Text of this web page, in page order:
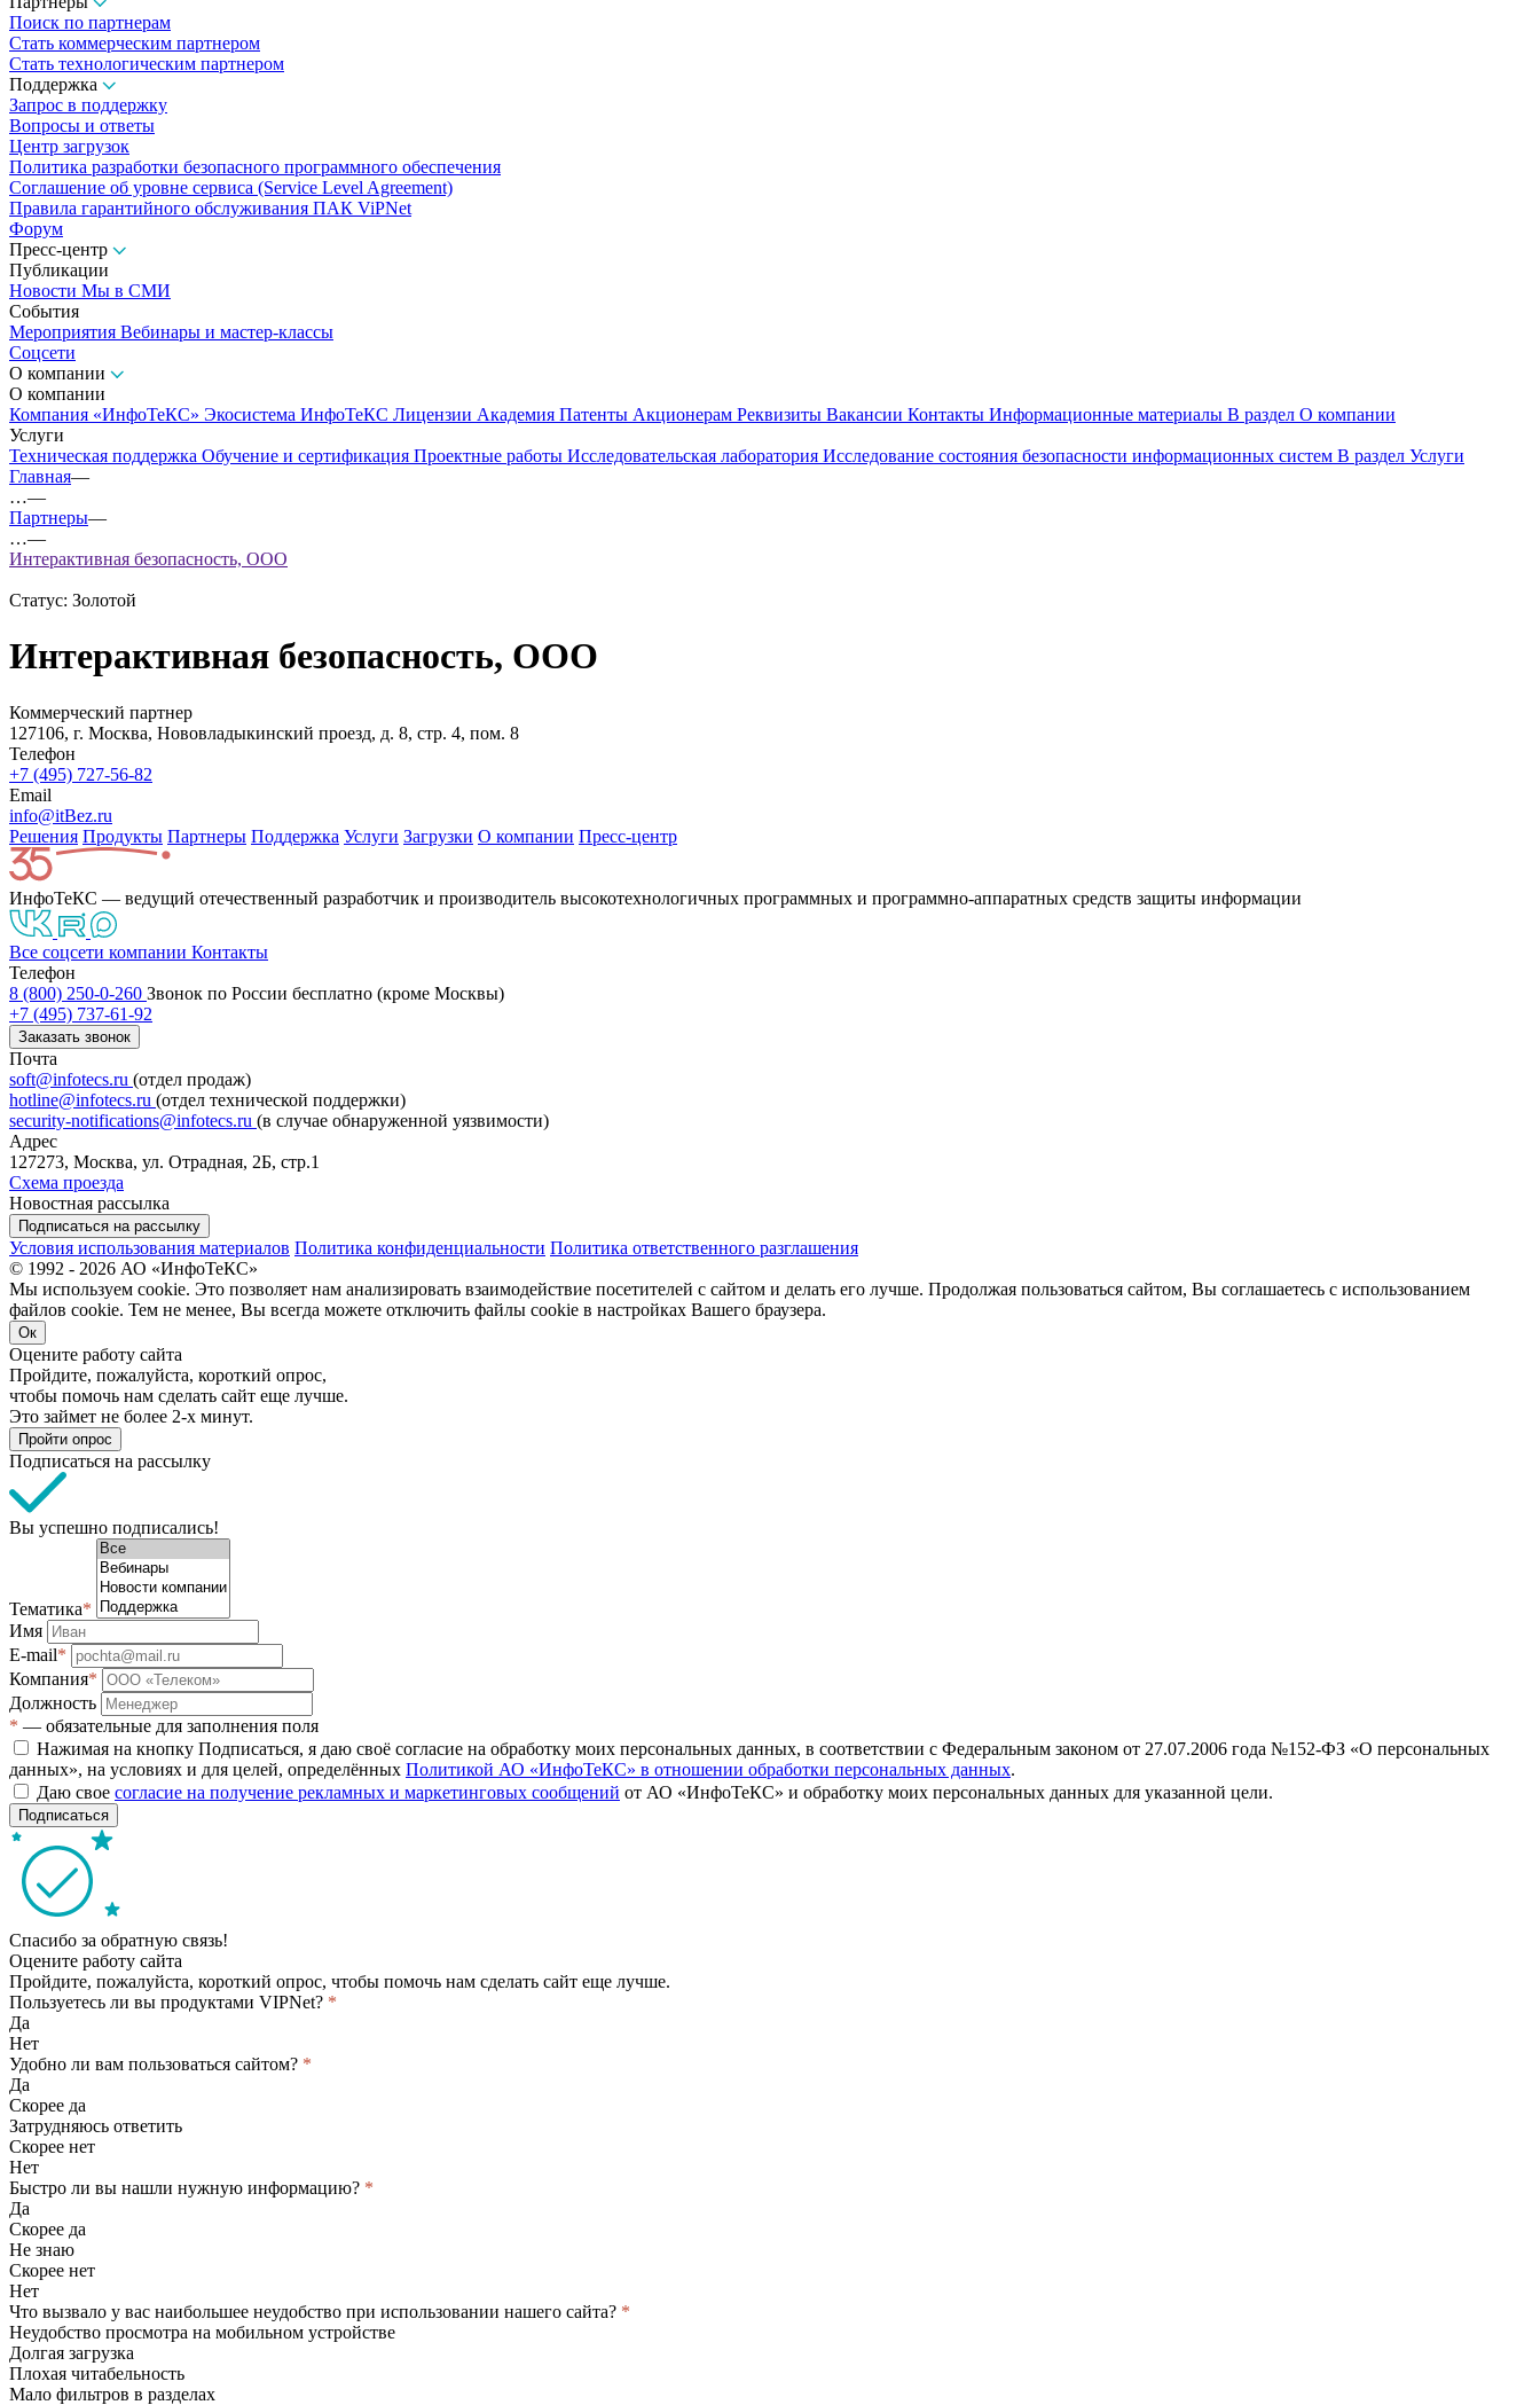
Поиск по партнерам
Стать коммерческим партнером
Стать технологическим партнером
Поддержка
Запрос в поддержку
Вопросы и ответы
Центр загрузок
Политика разработки безопасного программного обеспечения
Соглашение об уровне сервиса (Service Level Agreement)
Правила гарантийного обслуживания ПАК ViPNet
Форум
Пресс-центр
Публикации
Новости Мы в СМИ
События
Мероприятия Вебинары и мастер-классы
Соцсети
О компании
О компании
Компания «ИнфоТеКС» Экосистема ИнфоТеКС Лицензии Академия Патенты Акционерам Реквизиты Вакансии Контакты Информационные материалы В раздел О компании
Услуги
Техническая поддержка Обучение и сертификация Проектные работы Исследовательская лаборатория Исследование состояния безопасности информационных систем В раздел Услуги
Главная—
…—
Партнеры—
…—
Интерактивная безопасность, ООО
Статус: Золотой
Интерактивная безопасность, ООО
Коммерческий партнер
127106, г. Москва, Нововладыкинский проезд, д. 8, стр. 4, пом. 8
Телефон
+7 (495) 727-56-82
Email
info@itBez.ru
Решения Продукты Партнeры Поддержка Услуги Загрузки О компании Пресс-центр
ИнфоТеКС — ведущий отечественный разработчик и производитель высокотехнологичных программных и программно-аппаратных средств защиты информации
Все соцсети компании Контакты
Телефон
8 (800) 250-0-260 Звонок по России бесплатно (кроме Москвы)
+7 (495) 737-61-92
Заказать звонок
Почта
soft@infotecs.ru (отдел продаж)
hotline@infotecs.ru (отдел технической поддержки)
security-notifications@infotecs.ru (в случае обнаруженной уязвимости)
Адрес
127273, Москва, ул. Отрадная, 2Б, стр.1
Схема проезда
Новостная рассылка
Подписаться на рассылку
Условия использования материалов Политика конфиденциальности Политика ответственного разглашения
© 1992 - 2026 АО «ИнфоТеКС»
Мы используем cookie. Это позволяет нам анализировать взаимодействие посетителей с сайтом и делать его лучше. Продолжая пользоваться сайтом, Вы соглашаетесь с использованием
файлов cookie. Тем не менее, Вы всегда можете отключить файлы cookie в настройках Вашего браузера.
Ок
Оцените работу сайта
Пройдите, пожалуйста, короткий опрос,
чтобы помочь нам сделать сайт еще лучше.
Это займет не более 2-х минут.
Пройти опрос
Подписаться на рассылку
Вы успешно подписались!
Тематика*
Имя
E-mail*
Компания*
Должность
* — обязательные для заполнения поля
Нажимая на кнопку Подписаться, я даю своё согласие на обработку моих персональных данных, в соответствии с Федеральным законом от 27.07.2006 года №152-ФЗ «О персональных
данных», на условиях и для целей, определённых Политикой АО «ИнфоТеКС» в отношении обработки персональных данных.
Даю свое согласие на получение рекламных и маркетинговых сообщений от АО «ИнфоТеКС» и обработку моих персональных данных для указанной цели.
Подписаться
Спасибо за обратную связь!
Оцените работу сайта
Пройдите, пожалуйста, короткий опрос, чтобы помочь нам сделать сайт еще лучше.
Пользуетесь ли вы продуктами VIPNet? *
Да
Нет
Удобно ли вам пользоваться сайтом? *
Да
Скорее да
Затрудняюсь ответить
Скорее нет
Нет
Быстро ли вы нашли нужную информацию? *
Да
Скорее да
Не знаю
Скорее нет
Нет
Что вызвало у вас наибольшее неудобство при использовании нашего сайта? *
Неудобство просмотра на мобильном устройстве
Долгая загрузка
Плохая читабельность
Мало фильтров в разделах